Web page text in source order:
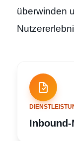
überwinden